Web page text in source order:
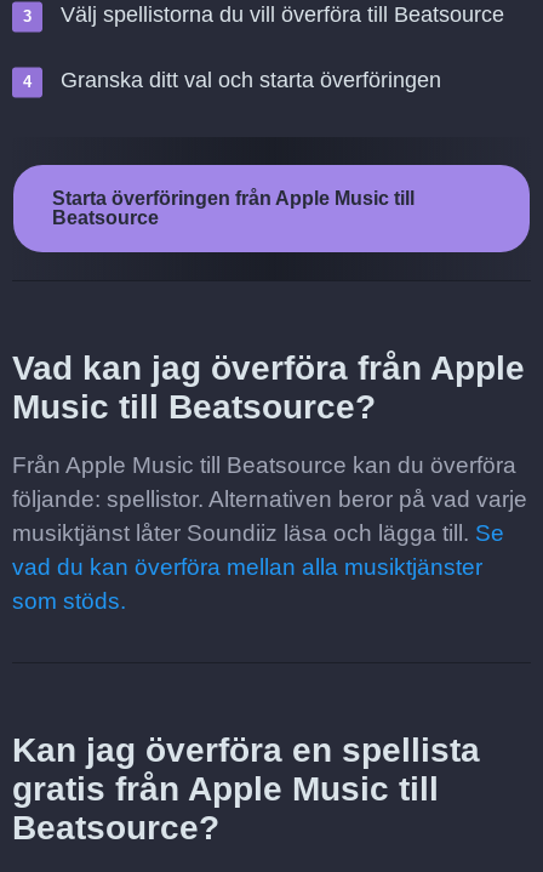
Välj spellistorna du vill överföra till Beatsource
Granska ditt val och starta överföringen
Starta överföringen från Apple Music till
Beatsource
Vad kan jag överföra från Apple
Music till Beatsource?
Från Apple Music till Beatsource kan du överföra
följande: spellistor. Alternativen beror på vad varje
musiktjänst låter Soundiiz läsa och lägga till. Se
vad du kan överföra mellan alla musiktjänster
som stöds.
Kan jag överföra en spellista
gratis från Apple Music till
Beatsource?